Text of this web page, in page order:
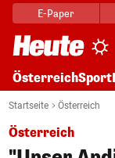
E-Paper
ÖsterreichSport
Startseite Österreich
Österreich